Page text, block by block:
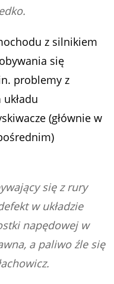
z silnikiem
się
problemy z
(głównie w
się z rury
w układzie
napędowej w
a paliwo źle się